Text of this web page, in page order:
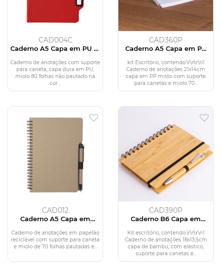
CAD004C
Caderno A5 Capa em PU c/
Caderno de anotações com suporte
para caneta, capa dura em PU,
miolo 80 folhas não pautado na
cor...
CAD360P
Caderno A5 Capa em PP
kit Escritório, contendo:\r\n\r\n1
Caderno de anotações 21x14cm
capa em PP misto com suporte
para canetas e miolo 70...
CAD012
Caderno A5 Capa em
Papelão Reciclado c/
Caneta
Caderno de anotações em papelão
reciclável com suporte para caneta
e miolo de 70 folhas pautadas e...
CAD390P
Caderno B6 Capa em
(18x13cm)
Kit escritório, contendo:\r\n\r\n1
Caderno de anotações 18x13,5cm
capa de bambu, com elástico,
suporte para canetas e...